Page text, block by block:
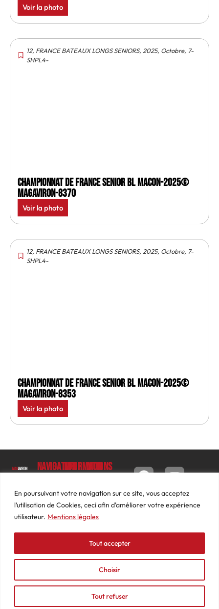
En poursuivant votre navigation sur ce site, vous acceptez
l’utilisation de Cookies, ceci afin d'améliorer votre expérience
utilisateur. Mentions légales
Choisir
Tout refuser
Tout accepter
Voir la photo
12, FRANCE BATEAUX LONGS SENIORS, 2025, Octobre, 7-
SHPL4-
Championnat de France senior BL Macon-2025©
MagAviron-8370
Voir la photo
12, FRANCE BATEAUX LONGS SENIORS, 2025, Octobre, 7-
SHPL4-
Championnat de France senior BL Macon-2025©
MagAviron-8353
Voir la photo
Luc
Barbier
69640
74
87
contact@mediasaviron.fr
Navigation
Le
Magazine
Photos
Actualités
Podcasts
Informations
Conditions
générales
de ventes
Mentions
légales
Mon
Tableau
de bord
Commandes
Adresses
Détails
du
compte